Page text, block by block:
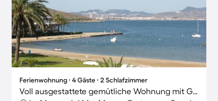
Ferienwohnung ∙ 4 Gäste ∙ 2 Schlafzimmer
Voll ausgestattete gemütliche Wohnung mit Garten und Terrasse | Naturblick | Strand in der Nähe